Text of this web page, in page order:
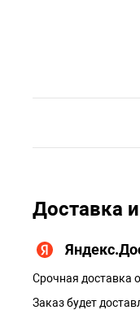
Доставка
Срочная доставка
Заказ будет